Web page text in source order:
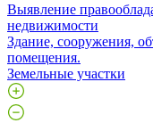
Выявление
недвижимости
​Здание, сооружения,
помещения.
Земельные участки